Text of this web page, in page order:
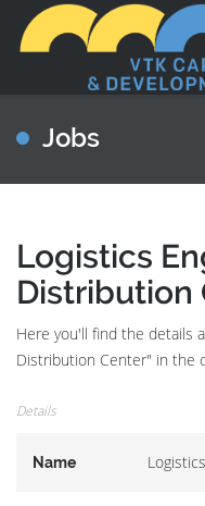
Jobs
Logistics
Distribution
Here you'll find the details
Distribution Center" in the
Details
Name